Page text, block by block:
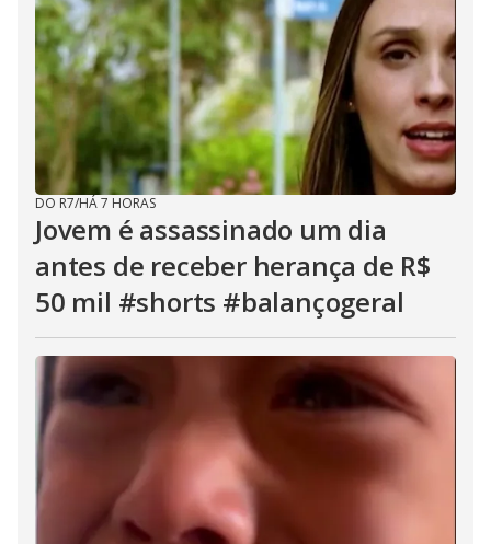
DO R7/HÁ 7 HORAS
Jovem é assassinado um dia
antes de receber herança de R$
50 mil #shorts #balançogeral